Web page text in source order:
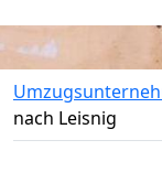
nach Leisnig